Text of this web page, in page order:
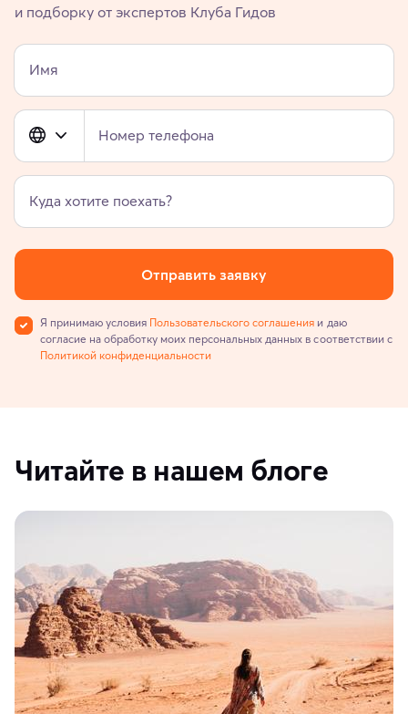
и подборку от экспертов Клуба Гидов
Имя
Номер телефона
Куда хотите поехать?
Отправить заявку
Я принимаю условия Пользовательского соглашения и даю
согласие на обработку моих персональных данных в соответствии с
Политикой конфиденциальности
Читайте в нашем блоге